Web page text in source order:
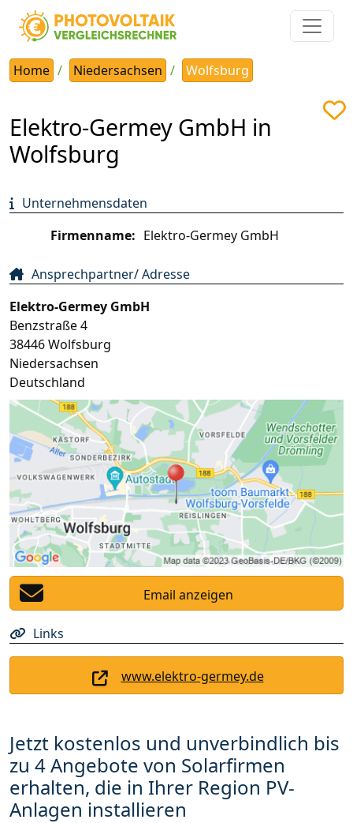
Home Niedersachsen Wolfsburg
Elektro-Germey GmbH in
Wolfsburg
Unternehmensdaten
Firmenname: Elektro-Germey GmbH
Ansprechpartner/ Adresse
Elektro-Germey GmbH
Benzstraße 4
38446Wolfsburg
Niedersachsen
Deutschland
Email anzeigen
Links
www.elektro-germey.de
Jetzt kostenlos und unverbindlich bis
zu 4 Angebote von Solarfirmen
erhalten, die in Ihrer Region PV-
Anlagen installieren